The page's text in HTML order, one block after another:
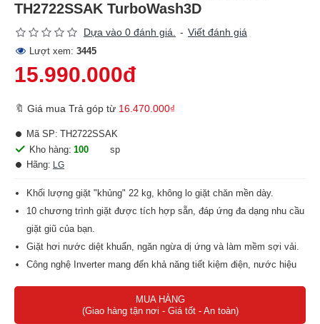
TH2722SSAK TurboWash3D
Dựa vào 0 đánh giá. - Viết đánh giá
Lượt xem: 3445
15.990.000đ
🔖 Giá mua Trả góp từ 16.470.000₫
Kho hàng: 100
sp
Hãng: LG
Mã SP: TH2722SSAK
Khối lượng giặt "khủng" 22 kg, không lo giặt chăn mền dày.
10 chương trình giặt được tích hợp sẵn, đáp ứng đa dạng nhu cầu
giặt giũ của bạn.
Giặt hơi nước diệt khuẩn, ngăn ngừa dị ứng và làm mềm sợi vải.
Công nghệ Inverter mang đến khả năng tiết kiệm điện, nước hiệu
Công nghệ giặt 6 chuyển động mô phỏng theo bàn tay con người
cho quần áo bền đẹp với thời gian
MUA HÀNG
(Giao hàng tận nơi - Giá tốt - An toàn)